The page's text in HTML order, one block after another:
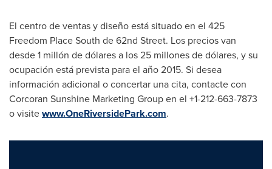
El centro de ventas y diseño está situado en el 425
Freedom Place South de 62nd Street. Los precios van
desde 1 millón de dólares a los 25 millones de dólares, y su
ocupación está prevista para el año 2015. Si desea
información adicional o concertar una cita, contacte con
Corcoran Sunshine Marketing Group en el +1-212-663-7873
o visitewww.OneRiversidePark.com.